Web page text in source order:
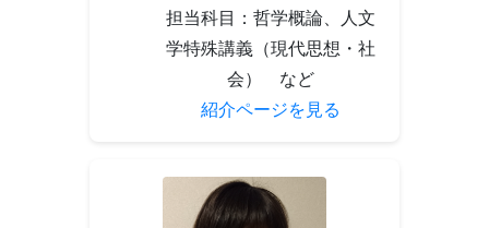
担当科目：哲学概論、人文
学特殊講義（現代思想・社
会） など
紹介ページを見る